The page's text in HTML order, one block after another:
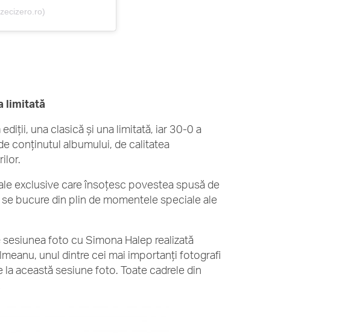
limitată
una clasică și una limitată, iar 30-0 a
conținutul albumului, de calitatea
exclusive care însoțesc povestea spusă de
bucure din plin de momentele speciale ale
foto cu Simona Halep realizată
unul dintre cei mai importanți fotografi
această sesiune foto. Toate cadrele din